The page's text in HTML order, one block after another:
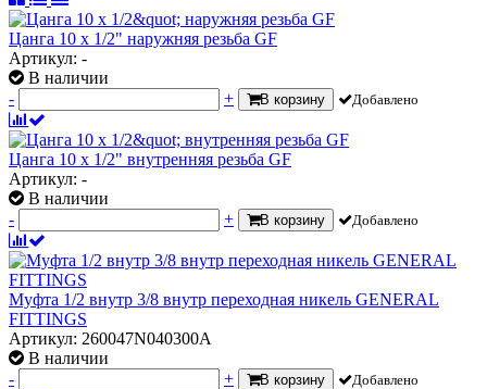
Цанга 10 х 1/2" наружняя резьба GF
Артикул: -
В наличии
-
+ В корзину Добавлено
Цанга 10 х 1/2" внутренняя резьба GF
Артикул: -
В наличии
-
+ В корзину Добавлено
Муфта 1/2 внутр 3/8 внутр переходная никель GENERAL
FITTINGS
Артикул: 260047N040300A
В наличии
-
+ В корзину Добавлено